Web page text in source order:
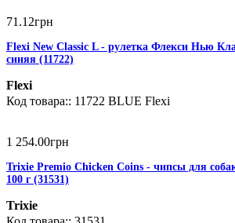
71 .12грн
Flexi New Classic L - рулетка Флекси Нью
синяя (11722)
Flexi
11722 BLUE Flexi
1 254.00грн
Trixie Premio Chicken Coins - чипсы для
100 г (31531)
Trixie